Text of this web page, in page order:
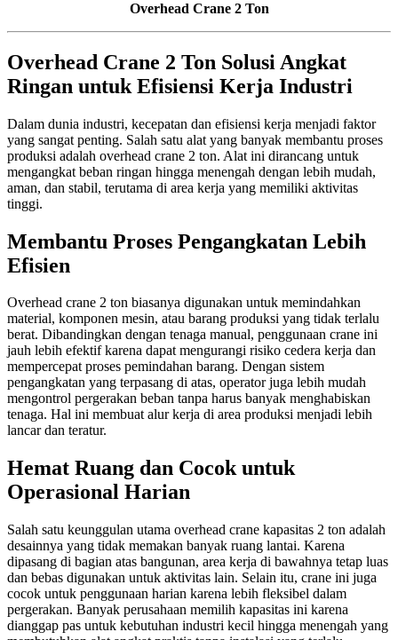
Overhead Crane 2 Ton
Overhead Crane 2 Ton Solusi Angkat
Ringan untuk Efisiensi Kerja Industri
Dalam dunia industri, kecepatan dan efisiensi kerja menjadi faktor
yang sangat penting. Salah satu alat yang banyak membantu proses
produksi adalah overhead crane 2 ton. Alat ini dirancang untuk
mengangkat beban ringan hingga menengah dengan lebih mudah,
aman, dan stabil, terutama di area kerja yang memiliki aktivitas
tinggi.
Membantu Proses Pengangkatan Lebih
Efisien
Overhead crane 2 ton biasanya digunakan untuk memindahkan
material, komponen mesin, atau barang produksi yang tidak terlalu
berat. Dibandingkan dengan tenaga manual, penggunaan crane ini
jauh lebih efektif karena dapat mengurangi risiko cedera kerja dan
mempercepat proses pemindahan barang. Dengan sistem
pengangkatan yang terpasang di atas, operator juga lebih mudah
mengontrol pergerakan beban tanpa harus banyak menghabiskan
tenaga. Hal ini membuat alur kerja di area produksi menjadi lebih
lancar dan teratur.
Hemat Ruang dan Cocok untuk
Operasional Harian
Salah satu keunggulan utama overhead crane kapasitas 2 ton adalah
desainnya yang tidak memakan banyak ruang lantai. Karena
dipasang di bagian atas bangunan, area kerja di bawahnya tetap luas
dan bebas digunakan untuk aktivitas lain. Selain itu, crane ini juga
cocok untuk penggunaan harian karena lebih fleksibel dalam
pergerakan. Banyak perusahaan memilih kapasitas ini karena
dianggap pas untuk kebutuhan industri kecil hingga menengah yang